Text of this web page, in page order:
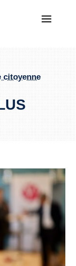
citoyenne